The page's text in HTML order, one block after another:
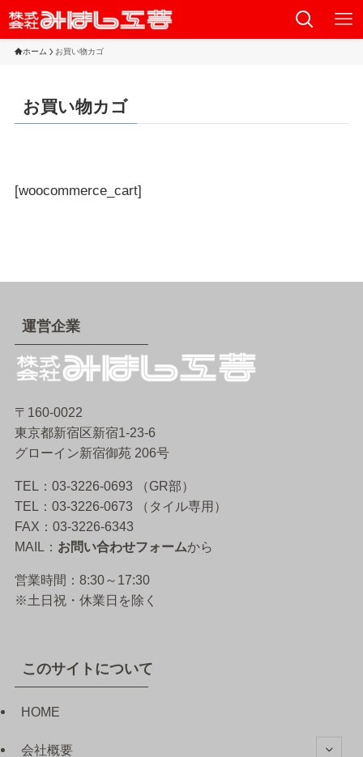
ホーム お買い物カゴ
お買い物カゴ
[woocommerce_cart]
運営企業
〒160-0022
東京都新宿区新宿1-23-6
グローイン新宿御苑 206号
TEL：03-3226-0693 （GR部）
TEL：03-3226-0673 （タイル専用）
FAX：03-3226-6343
MAIL： お問い合わせフォームから
営業時間：8:30～17:30
※土日祝・休業日を除く
このサイトについて
HOME
会社概要